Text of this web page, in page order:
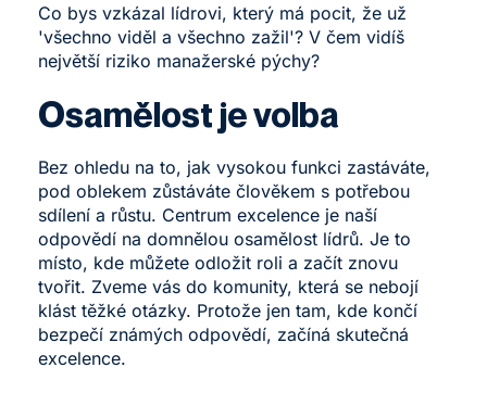
Co bys vzkázal lídrovi, který má pocit, že už
'všechno viděl a všechno zažil'? V čem vidíš
největší riziko manažerské pýchy?
Osamělost je volba
Bez ohledu na to, jak vysokou funkci zastáváte,
pod oblekem zůstáváte člověkem s potřebou
sdílení a růstu. Centrum excelence je naší
odpovědí na domnělou osamělost lídrů. Je to
místo, kde můžete odložit roli a začít znovu
tvořit. Zveme vás do komunity, která se nebojí
klást těžké otázky. Protože jen tam, kde končí
bezpečí známých odpovědí, začíná skutečná
excelence.